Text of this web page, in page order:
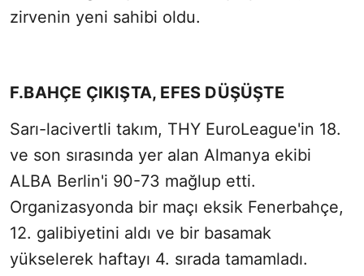
zirvenin yeni sahibi oldu.
F.BAHÇE ÇIKIŞTA, EFES DÜŞÜŞTE
Sarı-lacivertli takım, THY EuroLeague'in 18.
ve son sırasında yer alan Almanya ekibi
ALBA Berlin'i 90-73 mağlup etti.
Organizasyonda bir maçı eksik Fenerbahçe,
12. galibiyetini aldı ve bir basamak
yükselerek haftayı 4. sırada tamamladı.